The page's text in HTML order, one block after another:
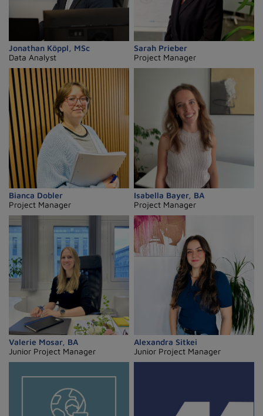
Jonathan Köppl, MSc
Data Analyst
Sarah Prieber
Project Manager
Bianca Dobler
Project Manager
Isabella Bayer, BA
Project Manager
Valerie Mosar, BA
Junior Project Manager
Alexandra Sitkei
Junior Project Manager